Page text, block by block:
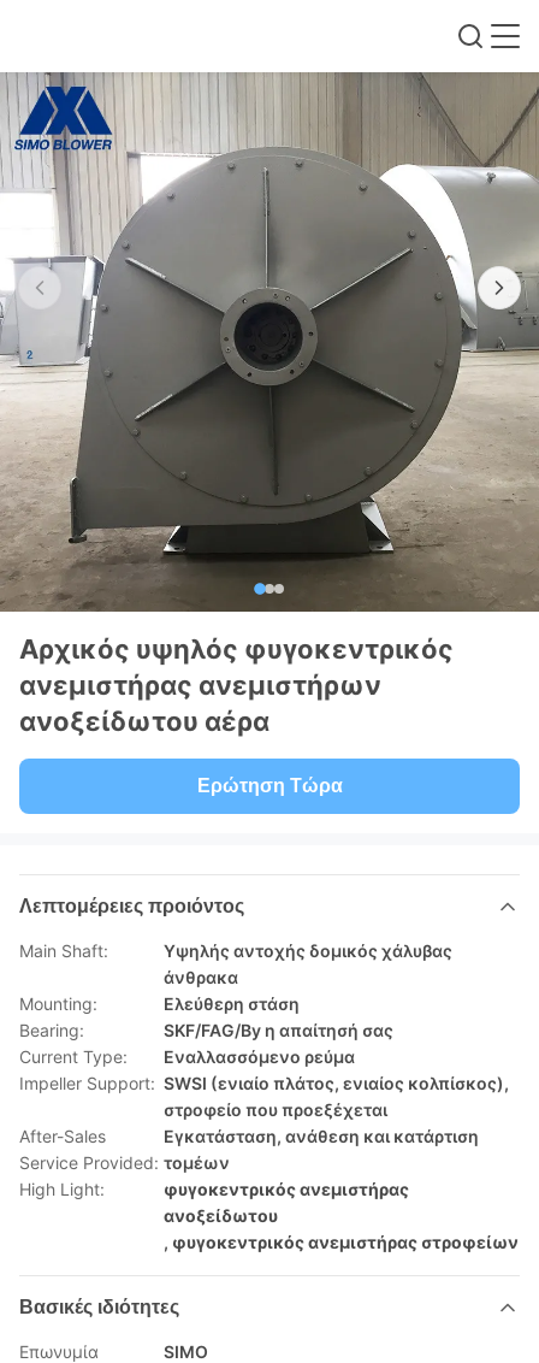
Αρχικός υψηλός φυγοκεντρικός
ανεμιστήρας ανεμιστήρων
ανοξείδωτου αέρα
Ερώτηση Τώρα
Λεπτομέρειες προιόντος
Main Shaft:
Υψηλής αντοχής δομικός χάλυβας
άνθρακα
Mounting:
Ελεύθερη στάση
Bearing:
SKF/FAG/By η απαίτησή σας
Current Type:
Εναλλασσόμενο ρεύμα
Impeller Support: SWSI (ενιαίο πλάτος, ενιαίος κολπίσκος),
στροφείο που προεξέχεται
After-Sales
Service Provided:
Εγκατάσταση, ανάθεση και κατάρτιση
τομέων
High Light:
φυγοκεντρικός ανεμιστήρας
ανοξείδωτου
, φυγοκεντρικός ανεμιστήρας στροφείων
Βασικές ιδιότητες
Επωνυμία
SIMO